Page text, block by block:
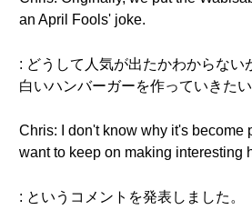
an April Fools' joke.
: どうして人気が出たかわからない
白いハンバーガーを作っていきたい
Chris: I don't know why it's become
want to keep on making interesting
: というコメントを発表しました。